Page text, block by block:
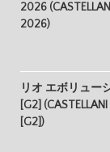
2026
2026)
リオ エボリュー
[G2]
[G2])